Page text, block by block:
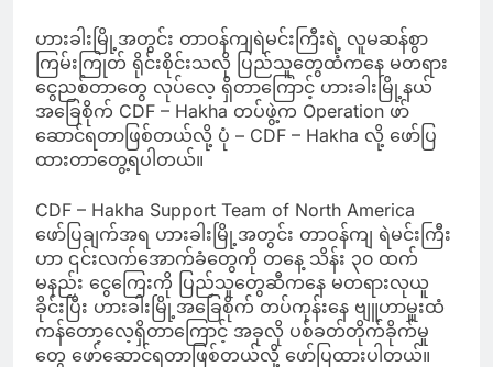
ဟားခါးမြို့အတွင်း တာဝန်ကျရဲမင်းကြီးရဲ့ လူမဆန်စွာ
ကြမ်းကြုတ် ရိုင်းစိုင်းသလို ပြည်သူတွေထံကနေ မတရား
ငွေညစ်တာတွေ လုပ်လေ့ ရှိတာကြောင့် ဟားခါးမြို့နယ်
အခြေစိုက် CDF – Hakha တပ်ဖွဲ့က Operation ဖာ်
ဆောင်ရတာဖြစ်တယ်လို့ ပုံ – CDF – Hakha လို့ ဖော်ပြ
ထားတာတွေ့ရပါတယ်။
CDF – Hakha Support Team of North America
ဖော်ပြချက်အရ ဟားခါးမြို့အတွင်း တာဝန်ကျ ရဲမင်းကြီး
ဟာ ၎င်းလက်အောက်ခံတွေကို တနေ့ သိန်း ၃၀ ထက်
မနည်း ငွေကြေးကို ပြည်သူတွေဆီကနေ မတရားလုယူ
ခိုင်းပြီး ဟားခါးမြို့အခြေစိုက် တပ်ကုန်းနေ ဗျူဟာမှူးထံ
ကန်တော့လေ့ရှိတာကြောင့် အခုလို ပစ်ခတ်တိုက်ခိုက်မှု
တွေ ဖော်ဆောင်ရတာဖြစ်တယ်လို့ ဖော်ပြထားပါတယ်။